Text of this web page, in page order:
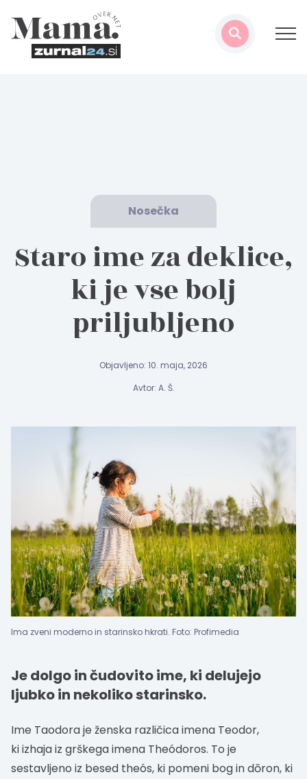
Nosečka
Staro ime za deklice,
ki je vse bolj
priljubljeno
Objavljeno: 10. maja, 2026
Avtor: A. Š.
Ima zveni moderno in starinsko hkrati. Foto: Profimedia
Je dolgo in čudovito ime, ki delujejo
ljubko in nekoliko starinsko.
Ime Taodora je ženska različica imena Teodor,
ki izhaja iz grškega imena Theódoros. To je
sestavljeno iz besed theós, ki pomeni bog in dōron, ki